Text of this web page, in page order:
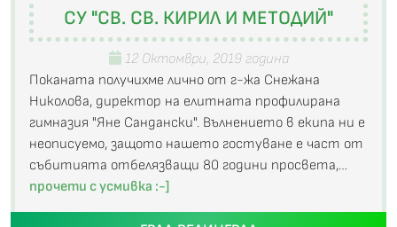
СУ "СВ. СВ. КИРИЛ И МЕТОДИЙ"
12 Октомври, 2019 година
Поканата получихме лично от г-жа Снежана
Николова, директор на елитната профилирана
гимназия "Яне Сандански". Вълнението в екипа ни е
неописуемо, защото нашето гостуване е част от
събитията отбелязващи 80 години просвета,…
прочети с усмивка :-]